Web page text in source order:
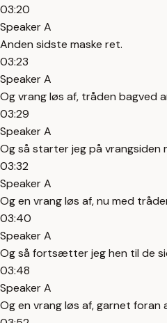
03:20
Speaker A
Anden sidste maske ret.
03:23
Speaker A
Og vrang løs af, tråden bagved
03:29
Speaker A
Og så starter jeg på vrangsiden
03:32
Speaker A
Og en vrang løs af, nu med
03:40
Speaker A
Og så fortsætter jeg hen til de
03:48
Speaker A
Og en vrang løs af, garnet foran